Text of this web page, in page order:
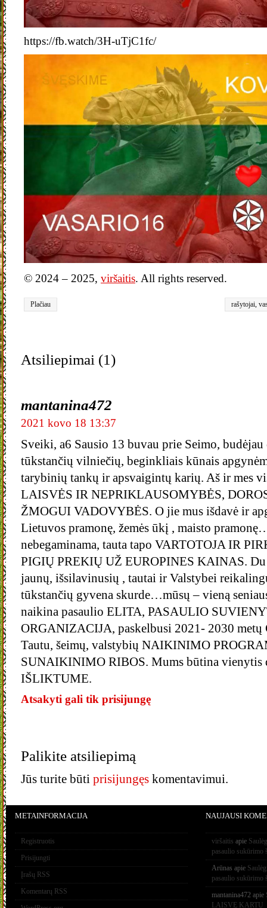
https://fb.watch/3H-uTjC1fc/
© 2024 – 2025, viršaitis. All rights reserved.
Plačiau rašytojai
Atsiliepimai (1)
mantanina472
2021 kovo 18 13:37
Sveiki, a6 Sausio 13 buvau prie Seimo, budėjau
tūkstančių vilniečių, beginkliais kūnais
tarybinių tankų ir apsvaigintų karių. Aš ir mes
LAISVĖS IR NEPRIKLAUSOMYBĖS,
ŽMOGUI VADOVYBĖS. O jie mus išdavė ir
Lietuvos pramonę, žemės ūkį , maisto
nebegaminama, tauta tapo VARTOTOJA IR
PIGIŲ PREKIŲ UŽ EUROPINES KAINAS.
jaunų, išsilavinusių , tautai ir Valstybei
tūkstančių gyvena skurde…mūsų – vieną
naikina pasaulio ELITA, PASAULIO
ORGANIZACIJA, paskelbusi 2021- 2030
Tautu, šeimų, valstybių NAIKINIMO
SUNAIKINIMO RIBOS. Mums būtina vienytis
IŠLIKTUME.
Atsakyti gali tik prisijungę
Palikite atsiliepimą
Jūs turite būti prisijungęs komentavimui.
METAINFORMACIJA
Registruotis
Prisijungti
Įrašų RSS
Komentarų RSS
NAUJAUSI
viršaitis apie
pasaulio sukūrimo
Arūnas apie
pasaulio sukūrimo
mantanina472 apie
LAISVĘ KARTU